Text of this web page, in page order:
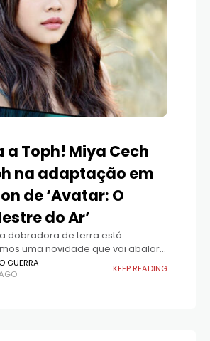
a Toph! Miya Cech
na adaptação em
de ‘Avatar: O
do Ar’
dobradora de terra está
uma novidade que vai abalar
O Último Mestre do Ar — ou
a terra! Um
GUERRA
KEEP READING